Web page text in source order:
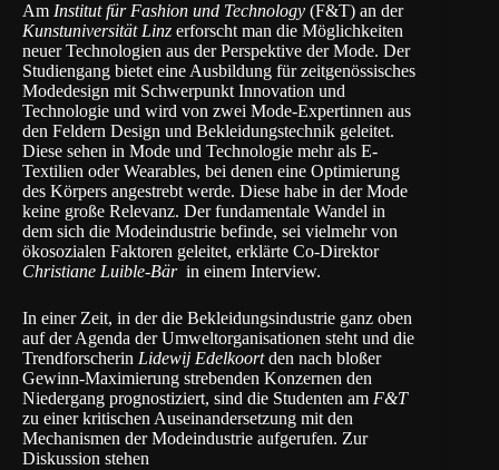
Am Institut für Fashion und Technology (F&T) an der
Kunstuniversität Linz erforscht man die Möglichkeiten
neuer Technologien aus der Perspektive der Mode. Der
Studiengang bietet eine Ausbildung für zeitgenössisches
Modedesign mit Schwerpunkt Innovation und
Technologie und wird von zwei Mode-Expertinnen aus
den Feldern Design und Bekleidungstechnik geleitet.
Diese sehen in Mode und Technologie mehr als E-
Textilien oder Wearables, bei denen eine Optimierung
des Körpers angestrebt werde. Diese habe in der Mode
keine große Relevanz. Der fundamentale Wandel in
dem sich die Modeindustrie befinde, sei vielmehr von
ökosozialen Faktoren geleitet, erklärte Co-Direktor
Christiane Luible-Bärin einem Interview.
In einer Zeit, in der die Bekleidungsindustrie ganz oben
auf der Agenda der Umweltorganisationen steht und die
Trendforscherin Lidewij Edelkoortden nach bloßer
Gewinn-Maximierung strebenden Konzernen den
Niedergang prognostiziert, sind die Studenten am F&T
zu einer kritischen Auseinandersetzung mit den
Mechanismen der Modeindustrie aufgerufen. Zur
Diskussion stehen